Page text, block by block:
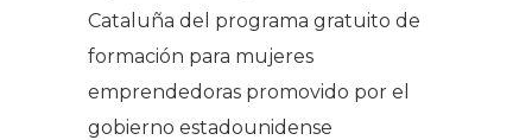
Cataluña del programa gratuito de
formación para mujeres
emprendedoras promovido por el
gobierno estadounidense